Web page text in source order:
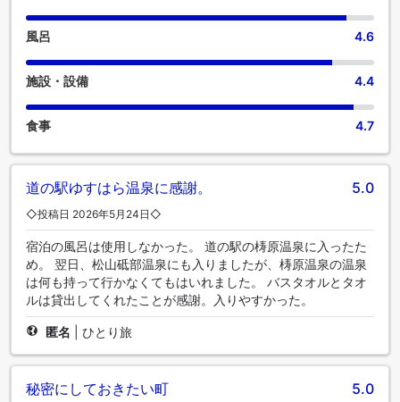
風呂 4.6
施設・設備 4.4
食事 4.7
道の駅ゆすはら温泉に感謝。 5.0
◇投稿日 2026年5月24日◇
宿泊の風呂は使用しなかった。 道の駅の梼原温泉に入ったた
め。 翌日、松山砥部温泉にも入りましたが、梼原温泉の温泉
は何も持って行かなくてもはいれました。 バスタオルとタオ
ルは貸出してくれたことが感謝。入りやすかった。
匿名 ひとり旅
秘密にしておきたい町 5.0